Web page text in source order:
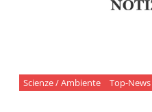
Scienze / Ambiente Top-News